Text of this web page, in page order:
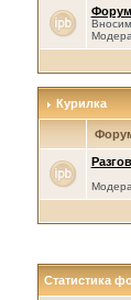
Курилка
Статистика